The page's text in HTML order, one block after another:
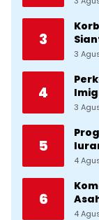
3
3
4
3
5
4
6
4